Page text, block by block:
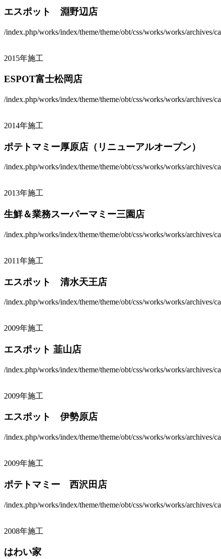
エスポット 淵野辺店
/index.php/works/index/theme/theme/obt/css/works/works/archives/
2015年施工
ESPOT富士松岡店
/index.php/works/index/theme/theme/obt/css/works/works/archives/
2014年施工
ポテトマミー厚原店（リニューアルオープン）
/index.php/works/index/theme/theme/obt/css/works/works/archives/
2013年施工
生鮮＆業務スーパーマミー三園店
/index.php/works/index/theme/theme/obt/css/works/works/archives/
2011年施工
エスポット 清水天王店
/index.php/works/index/theme/theme/obt/css/works/works/archives/
2009年施工
エスポット 韮山店
/index.php/works/index/theme/theme/obt/css/works/works/archives/
2009年施工
エスポット 伊勢原店
/index.php/works/index/theme/theme/obt/css/works/works/archives/
2009年施工
ポテトマミー 西沢田店
/index.php/works/index/theme/theme/obt/css/works/works/archives/
2008年施工
はわい家